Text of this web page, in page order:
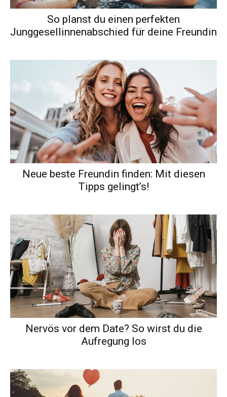
So planst du einen perfekten
Junggesellinnenabschied für deine Freundin
Neue beste Freundin finden: Mit diesen
Tipps gelingt’s!
Nervös vor dem Date? So wirst du die
Aufregung los